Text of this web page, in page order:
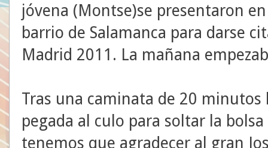
jóvena (Montse)se presentaron
barrio de Salamanca para darse
Madrid 2011. La mañana
Tras una caminata de 20
pegada al culo para soltar la
tenemos que agradecer al gran